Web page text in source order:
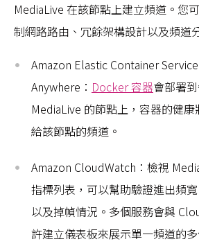
MediaLive 在該節點上建立頻道。您
制網路路由、冗餘架構設計以及頻道
Amazon Elastic Container
Anywhere： Docker 容器會部署
MediaLive 的節點上，容器的健
給該節點的頻道。
Amazon CloudWatch：檢視
指標列表，可以幫助驗證進出頻
以及掉幀情況。多個服務會與
許建立儀表板來展示單一頻道的